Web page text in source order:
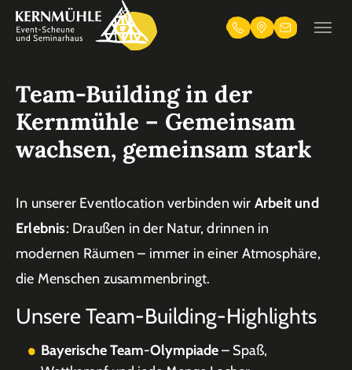
Skip to main navigation
Zum Hauptinhalt springen
Skip to page footer TelefonAnfahrt
Team-Building in der
Kernmühle – Gemeinsam
wachsen, gemeinsam stark
In unserer Eventlocation verbinden wir Arbeit und
Erlebnis: Draußen in der Natur, drinnen in
modernen Räumen – immer in einer Atmosphäre,
die Menschen zusammenbringt.
Unsere Team-Building-Highlights
Bayerische Team-Olympiade– Spaß,